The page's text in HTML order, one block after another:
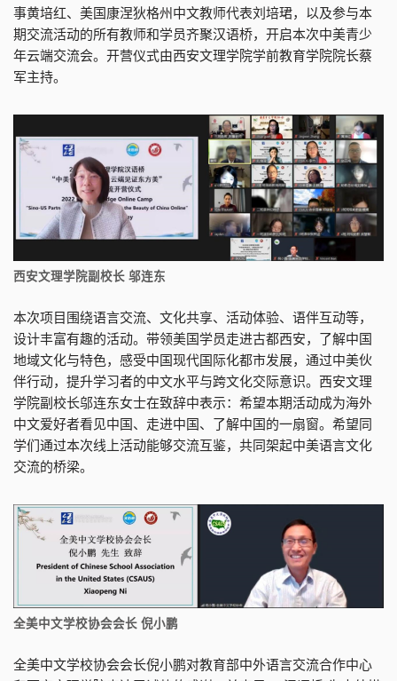
事黄培红、美国康涅狄格州中文教师代表刘培珺，以及参与本
期交流活动的所有教师和学员齐聚汉语桥，开启本次中美青少
年云端交流会。开营仪式由西安文理学院学前教育学院院长蔡
军主持。
西安文理学院副校长 邬连东
本次项目围绕语言交流、文化共享、活动体验、语伴互动等，
设计丰富有趣的活动。带领美国学员走进古都西安，了解中国
地域文化与特色，感受中国现代国际化都市发展，通过中美伙
伴行动，提升学习者的中文水平与跨文化交际意识。西安文理
学院副校长邬连东女士在致辞中表示：希望本期活动成为海外
中文爱好者看见中国、走进中国、了解中国的一扇窗。希望同
学们通过本次线上活动能够交流互鉴，共同架起中美语言文化
交流的桥梁。
全美中文学校协会会长 倪小鹏
全美中文学校协会会长倪小鹏对教育部中外语言交流合作中心